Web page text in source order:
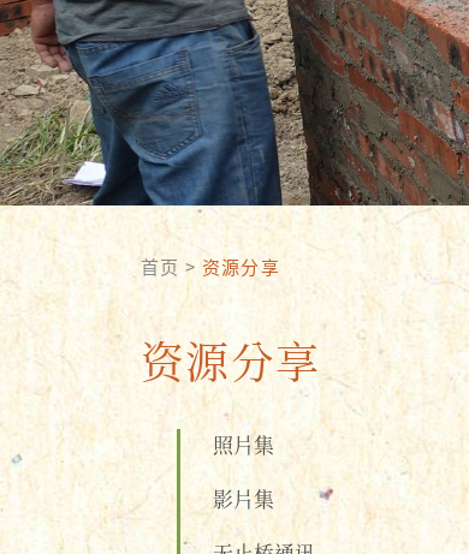
首页 > 资源分享
资源分享
照片集
影片集